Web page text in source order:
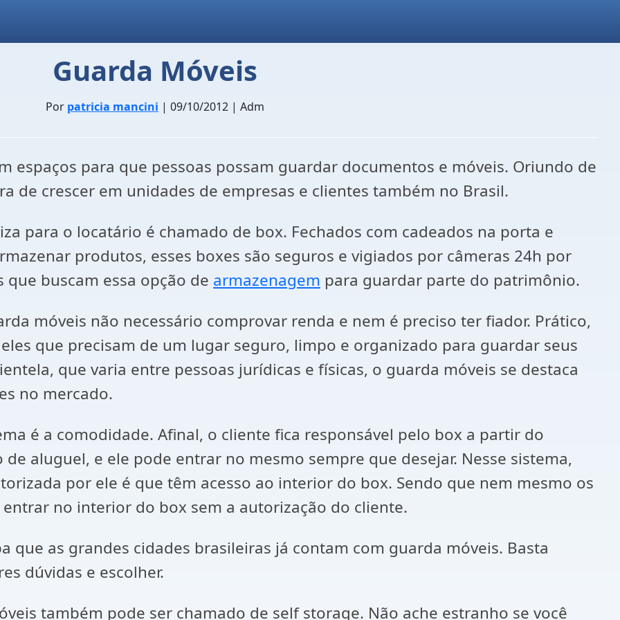
Guarda Móveis
Por patricia mancini | 09/10/2012 | Adm
espaços para que pessoas possam guardar documentos e móveis. Oriundo de
de crescer em unidades de empresas e clientes também no Brasil.
para o locatário é chamado de box. Fechados com cadeados na porta e
produtos, esses boxes são seguros e vigiados por câmeras 24h por
buscam essa opção de armazenagem para guardar parte do patrimônio.
móveis não necessário comprovar renda e nem é preciso ter fiador. Prático,
que precisam de um lugar seguro, limpo e organizado para guardar seus
que varia entre pessoas jurídicas e físicas, o guarda móveis se destaca
no mercado.
é a comodidade. Afinal, o cliente fica responsável pelo box a partir do
aluguel, e ele pode entrar no mesmo sempre que desejar. Nesse sistema,
por ele é que têm acesso ao interior do box. Sendo que nem mesmo os
no interior do box sem a autorização do cliente.
que as grandes cidades brasileiras já contam com guarda móveis. Basta
dúvidas e escolher.
também pode ser chamado de self storage. Não ache estranho se você